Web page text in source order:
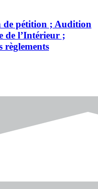
de pétition ; Audition
de l’Intérieur ;
règlements